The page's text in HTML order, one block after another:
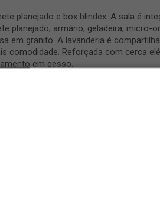
planejado e box blindex. A sala é
planejado, armário, geladeira, micro-
em granito. A lavanderia é
comodidade. Reforçada com cerca
em gesso.